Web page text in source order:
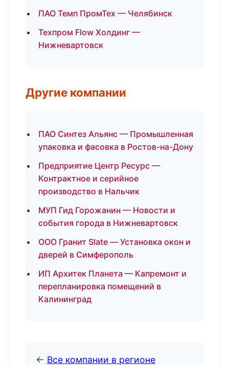
ПАО Темп ПромТех — Челябинск
Техпром Flow Холдинг —
Нижневартовск
Другие компании
ПАО Синтез Альянс — Промышленная
упаковка и фасовка в Ростов-на-Дону
Предприятие Центр Ресурс —
Контрактное и серийное
производство в Нальчик
МУП Гид Горожанин — Новости и
события города в Нижневартовск
ООО Гранит Slate — Установка окон и
дверей в Симферополь
ИП Архитек Планета — Капремонт и
перепланировка помещений в
Калининград
← Все компании в регионе